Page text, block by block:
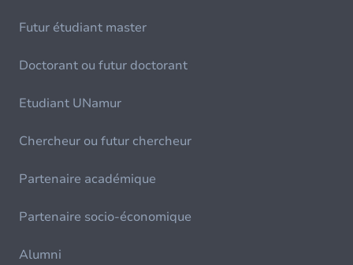
Futur étudiant master
Doctorant ou futur doctorant
Etudiant UNamur
Chercheur ou futur chercheur
Partenaire académique
Partenaire socio-économique
Alumni